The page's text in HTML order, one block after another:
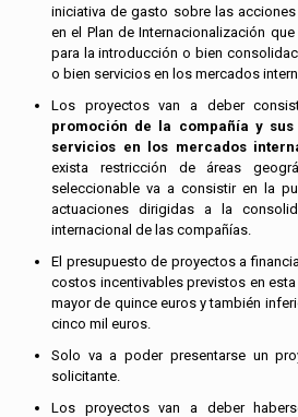
iniciativa de gasto sobre las
en el Plan de Internacionalización
para la introducción o bien
o bien servicios en los mercados
Los proyectos van a deber
promoción de la compañía y
servicios en los mercados
exista restricción de áreas
seleccionable va a consistir en la
actuaciones dirigidas a la
internacional de las compañías.
El presupuesto de proyectos a
costos incentivables previstos en
mayor de quince euros y también
cinco mil euros.
Solo va a poder presentarse un
solicitante.
Los proyectos van a deber